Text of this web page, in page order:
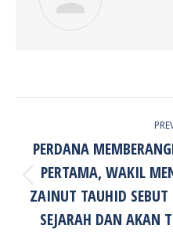
PERDANA
PERTAMA, WAKIL
ZAINUT TAUHID
SEJARAH DAN AKAN